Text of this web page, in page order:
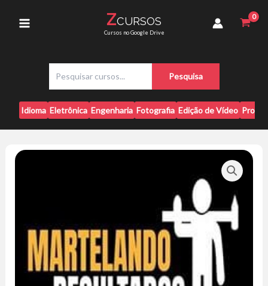
Menu
ZCURSOS
Cursos no Google Drive
s
q
u
i
a
Pesquisa
Idioma Eletrônica Engenharia Fotografia Edição de Vídeo
Wallace